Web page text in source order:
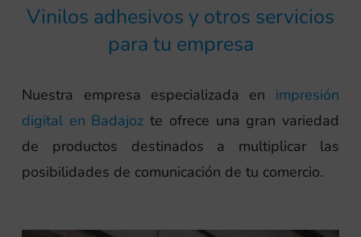
Vinilos adhesivos y otros servicios
para tu empresa
Nuestra empresa especializada en impresión
digital en Badajoz te ofrece una gran variedad
de productos destinados a multiplicar las
posibilidades de comunicación de tu comercio.